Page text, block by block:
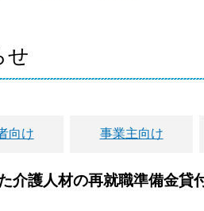
せ
向け 事業主向け
介護人材の再就職準備金貸